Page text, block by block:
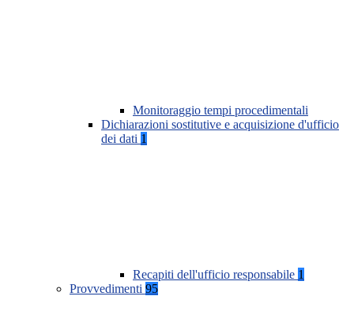
Monitoraggio tempi procedimentali
Dichiarazioni sostitutive e acquisizione d'ufficio
dei dati 1
Recapiti dell'ufficio responsabile 1
Provvedimenti 95